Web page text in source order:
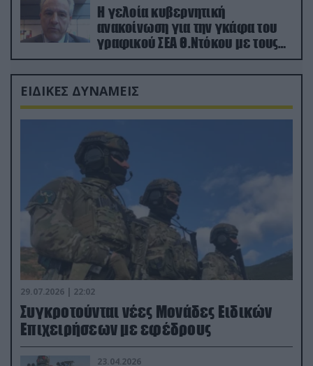
Η γελοία κυβερνητική
ανακοίνωση για την γκάφα του
γραφικού ΣΕΑ Θ.Ντόκου με τους
Ρώσους φαρσέρ
ΕΙΔΙΚΕΣ ΔΥΝΑΜΕΙΣ
29.07.2026 | 22:02
Συγκροτούνται νέες Μονάδες Ειδικών
Επιχειρήσεων με εφέδρους
23.04.2026